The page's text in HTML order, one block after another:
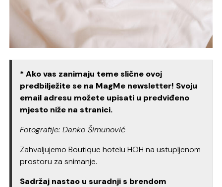
* Ako vas zanimaju teme slične ovoj
predbilježite se na MagMe newsletter! Svoju
email adresu možete upisati u predviđeno
mjesto niže na stranici.
Fotografije: Danko Šimunović
Zahvaljujemo Boutique hotelu HOH na ustupljenom
prostoru za snimanje.
Sadržaj nastao u suradnji s brendom